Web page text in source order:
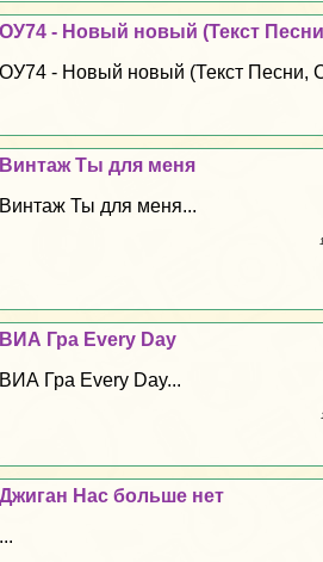
ОУ74 - Новый новый (Текст
ОУ74 - Новый новый (Текст Песни,
Винтаж Ты для меня
Винтаж Ты для меня...
ВИА Гра Every Day
ВИА Гра Every Day...
Джиган Нас больше нет
...